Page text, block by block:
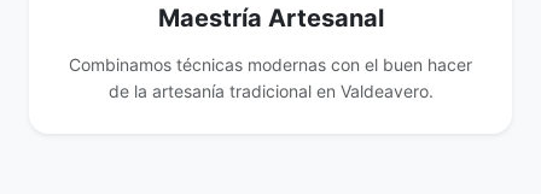
Maestría Artesanal
Combinamos técnicas modernas con el buen hacer
de la artesanía tradicional en Valdeavero.